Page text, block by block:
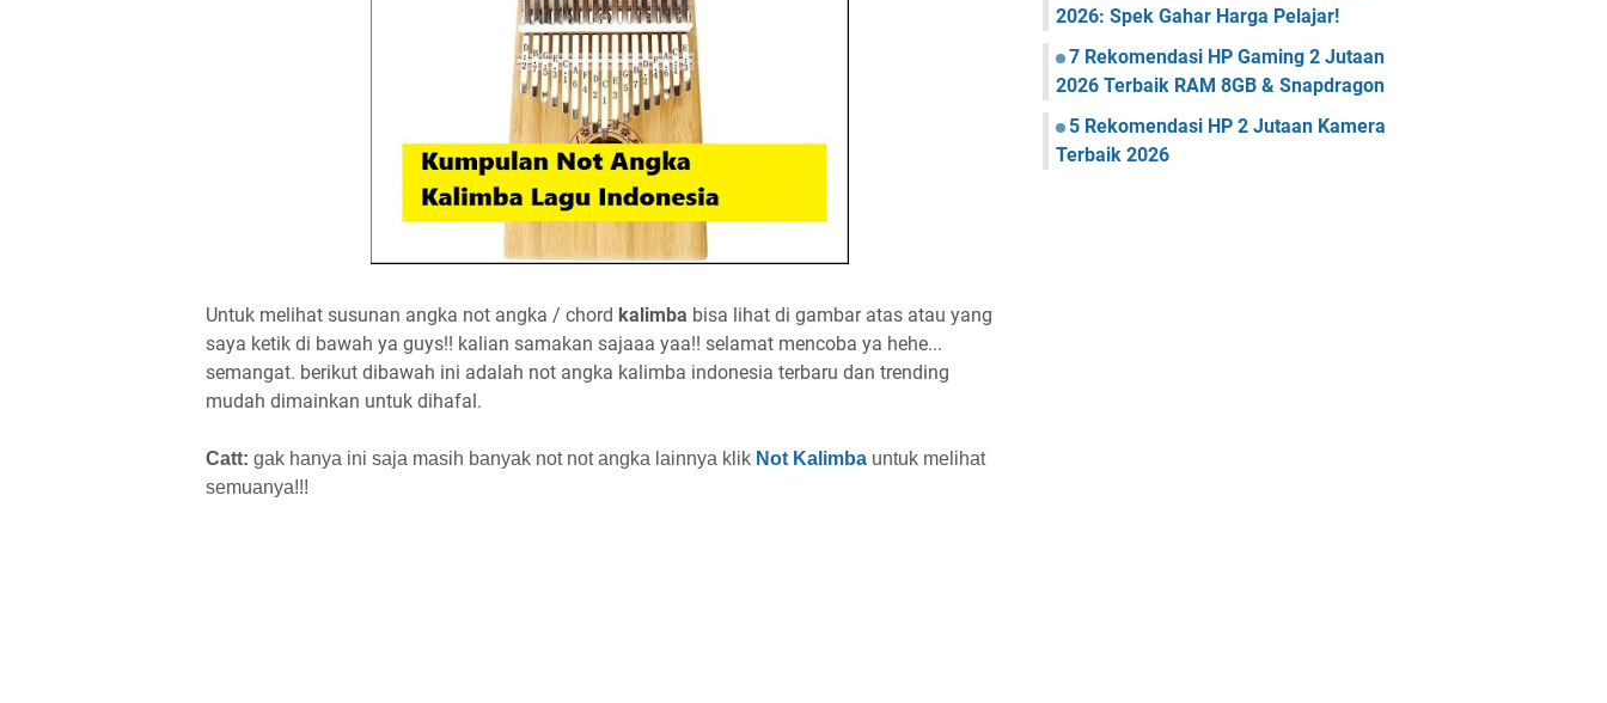
Untuk melihat susunan angka not angka / chord kalimba bisa lihat di gambar atas atau yang
saya ketik di bawah ya guys!! kalian samakan sajaaa yaa!! selamat mencoba ya hehe...
semangat. berikut dibawah ini adalah not angka kalimba indonesia terbaru dan trending
mudah dimainkan untuk dihafal.
Catt: gak hanya ini saja masih banyak not not angka lainnya klik Not Kalimba untuk melihat
semuanya!!!
2026: Spek Gahar Harga Pelajar!
7 Rekomendasi HP Gaming 2 Jutaan
2026 Terbaik RAM 8GB & Snapdragon
5 Rekomendasi HP 2 Jutaan Kamera
Terbaik 2026